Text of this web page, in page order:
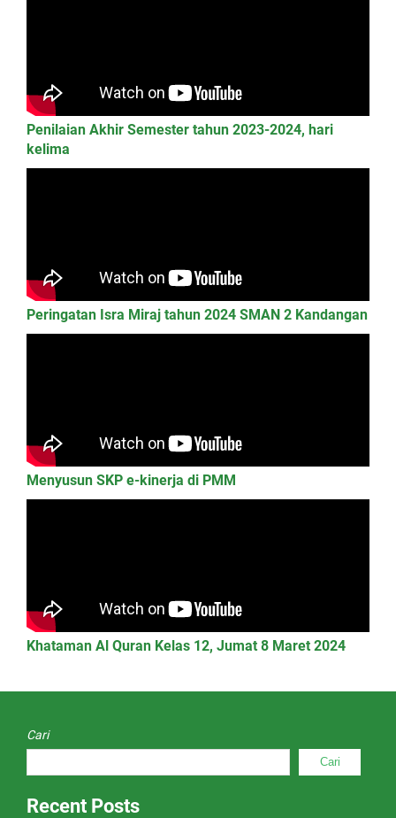
Penilaian Akhir Semester tahun 2023-2024, hari
kelima
Peringatan Isra Miraj tahun 2024 SMAN 2 Kandangan
Menyusun SKP e-kinerja di PMM
Khataman Al Quran Kelas 12, Jumat 8 Maret 2024
Cari
Cari
Recent Posts